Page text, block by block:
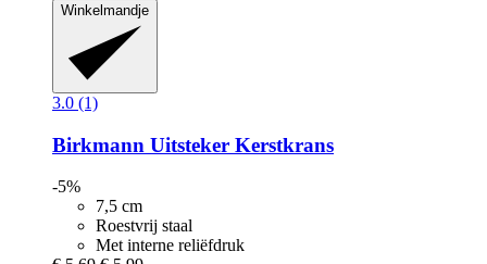
Winkelmandje
3.0 (1)
Birkmann Uitsteker Kerstkrans
-5%
7,5 cm
Roestvrij staal
Met interne reliëfdruk